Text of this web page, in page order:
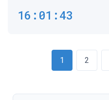
16:01:43
1 2